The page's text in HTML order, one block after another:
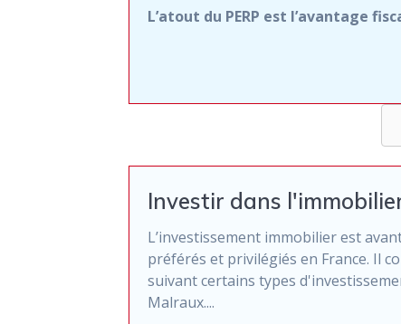
L’atout du PERP est l’avantage
Investir dans
L’investissement immobilier est
préférés et privilégiés en France. Il
suivant certains types
Malraux....